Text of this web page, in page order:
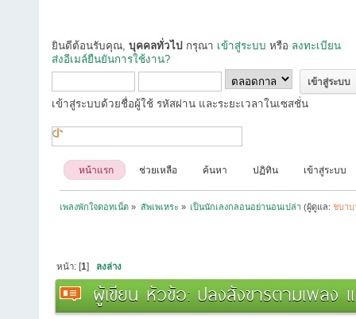
ยินดีต้อนรับคุณ, บุคคลทั่วไป กรุณา เข้าสู่ระบบ หรือ ลงทะเบียน
ส่งอีเมล์ยืนยันการใช้งาน?
เข้าสู่ระบบด้วยชื่อผู้ใช้ รหัสผ่าน และระยะเวลาในเซสชั่น
หน้าแรก ช่วยเหลือ ค้นหา ปฏิทิน เข้าสู่ระบบ
เพลงพักใจดอทเน็ต » สัพเพเหระ » เป็นนักเลงกลอนอย่านอนเปล่า (ผู้ดูแล:ชบาบ
หน้า: [1] ลงล่าง
ผู้เขียน หัวข้อ: ปลงสังขารตามเพลง